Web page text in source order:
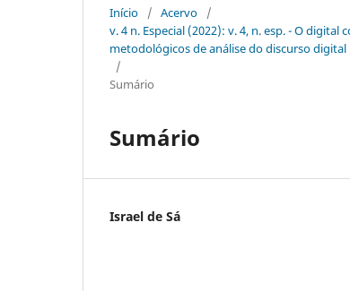
Início / Acervo
/
v. 4 n. Especial (2022): v. 4, n. esp. - O
metodológicos de análise do discurso digital
/
Sumário
Sumário
Israel de Sá